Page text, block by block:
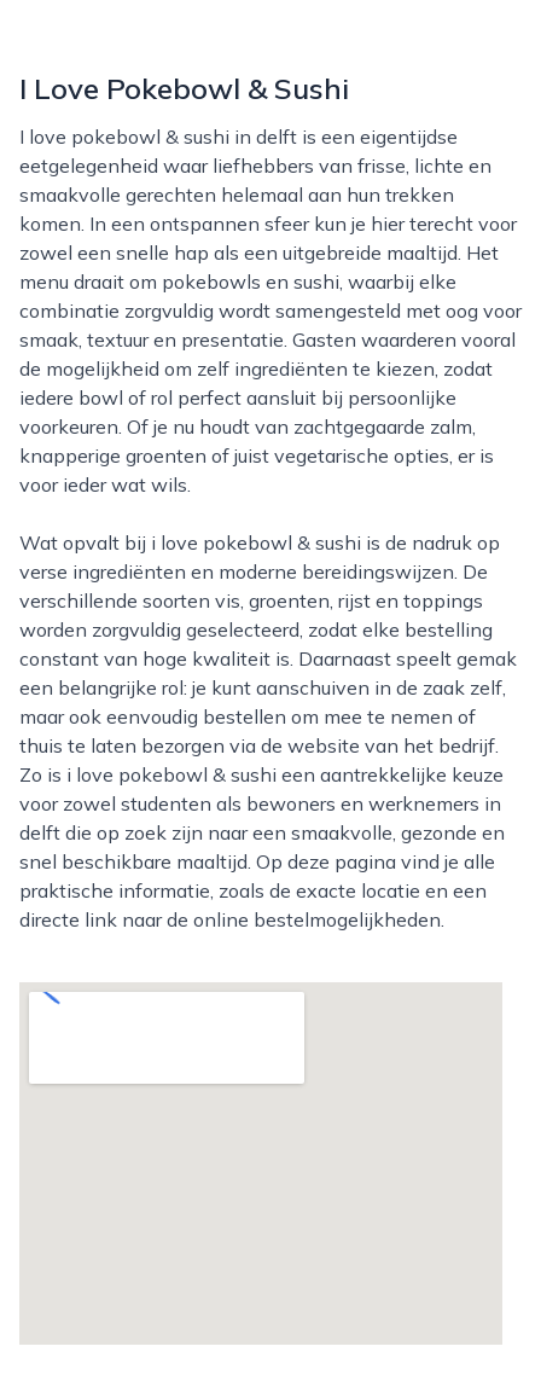
I Love Pokebowl & Sushi
I love pokebowl & sushi in delft is een eigentijdse
eetgelegenheid waar liefhebbers van frisse, lichte en
smaakvolle gerechten helemaal aan hun trekken
komen. In een ontspannen sfeer kun je hier terecht voor
zowel een snelle hap als een uitgebreide maaltijd. Het
menu draait om pokebowls en sushi, waarbij elke
combinatie zorgvuldig wordt samengesteld met oog voor
smaak, textuur en presentatie. Gasten waarderen vooral
de mogelijkheid om zelf ingrediënten te kiezen, zodat
iedere bowl of rol perfect aansluit bij persoonlijke
voorkeuren. Of je nu houdt van zachtgegaarde zalm,
knapperige groenten of juist vegetarische opties, er is
voor ieder wat wils.
Wat opvalt bij i love pokebowl & sushi is de nadruk op
verse ingrediënten en moderne bereidingswijzen. De
verschillende soorten vis, groenten, rijst en toppings
worden zorgvuldig geselecteerd, zodat elke bestelling
constant van hoge kwaliteit is. Daarnaast speelt gemak
een belangrijke rol: je kunt aanschuiven in de zaak zelf,
maar ook eenvoudig bestellen om mee te nemen of
thuis te laten bezorgen via de website van het bedrijf.
Zo is i love pokebowl & sushi een aantrekkelijke keuze
voor zowel studenten als bewoners en werknemers in
delft die op zoek zijn naar een smaakvolle, gezonde en
snel beschikbare maaltijd. Op deze pagina vind je alle
praktische informatie, zoals de exacte locatie en een
directe link naar de online bestelmogelijkheden.